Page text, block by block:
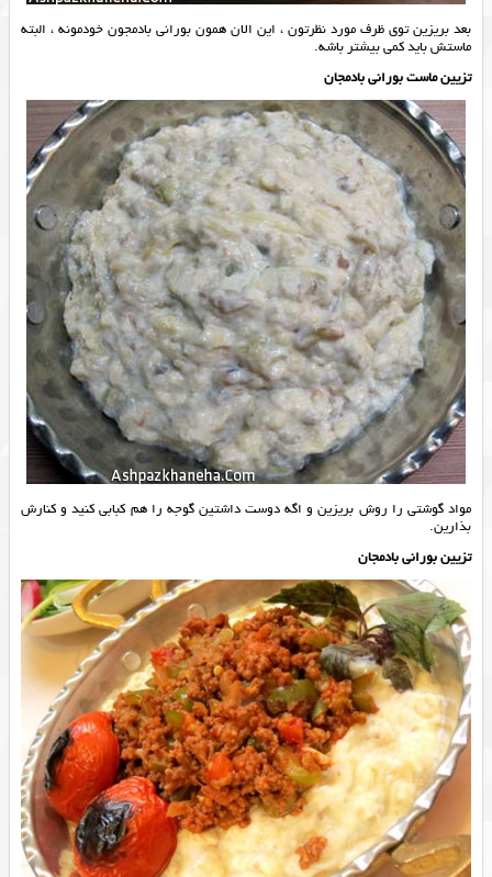
بعد بریزین توی ظرف مورد نظرتون ، این الان همون بورانی بادمجون خودمونه ، البته
ماستش باید کمی بیشتر باشه.
تزیین ماست بورانی بادمجان
مواد گوشتی را روش بریزین و اگه دوست داشتین گوجه را هم کبابی کنید و کنارش
بذارین.
تزیین بورانی بادمجان